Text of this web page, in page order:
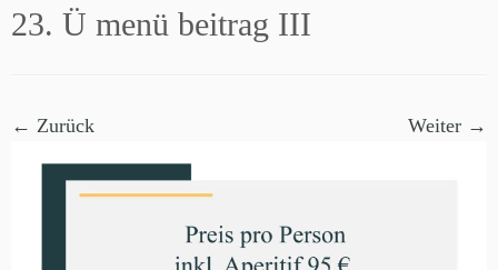
23. Ü menü beitrag III
← Zurück Weiter →